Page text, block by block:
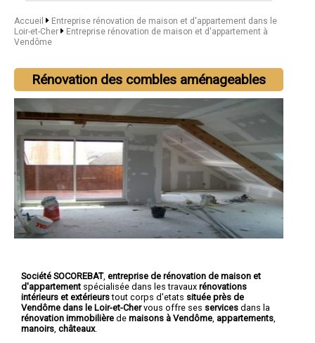
Accueil
Entreprise rénovation de maison et d'appartement dans le
Loir-et-Cher
Entreprise rénovation de maison et d'appartement à
Vendôme
Rénovation des combles aménageables
Société SOCOREBAT, entreprise de rénovation de maison et
d'appartement spécialisée dans les travaux rénovations
intérieurs et extérieurstout corps d'etats située près de
Vendôme dans le Loir-et-Chervous offre ses services dans la
rénovation immobilière de maisons à Vendôme appartements
manoirs châteaux.